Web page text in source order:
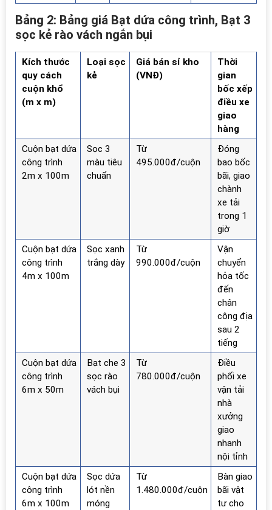
Bảng 2: Bảng giá Bạt dứa công trình, Bạt 3
sọc kẻ rào vách ngắn bụi
Kích thước
quy cách
cuộn khổ
(m x m)
Loại sọc
kẻ
Giá bán sỉ kho
(VNĐ)
Thời
gian
bốc xếp
điều xe
giao
hàng
Cuộn bạt dứa
công trình
2m x 100m
Sọc 3
màu tiêu
chuẩn
Từ
495.000đ/cuộn
Đóng
bao bốc
bãi, giao
chành
xe tải
trong 1
giờ
Cuộn bạt dứa
công trình
4m x 100m
Sọc xanh
trắng dày
Từ
990.000đ/cuộn
Vận
chuyển
hỏa tốc
đến
chân
công địa
sau 2
tiếng
Cuộn bạt dứa
công trình
6m x 50m
Bạt che 3
sọc rào
vách bụi
Từ
780.000đ/cuộn
Điều
phối xe
vận tải
nhà
xưởng
giao
nhanh
nội tỉnh
Cuộn bạt dứa
công trình
6m x 100m
Sọc dứa
lót nền
móng
Từ
1.480.000đ/cuộn
Bàn giao
bãi vật
tư cho